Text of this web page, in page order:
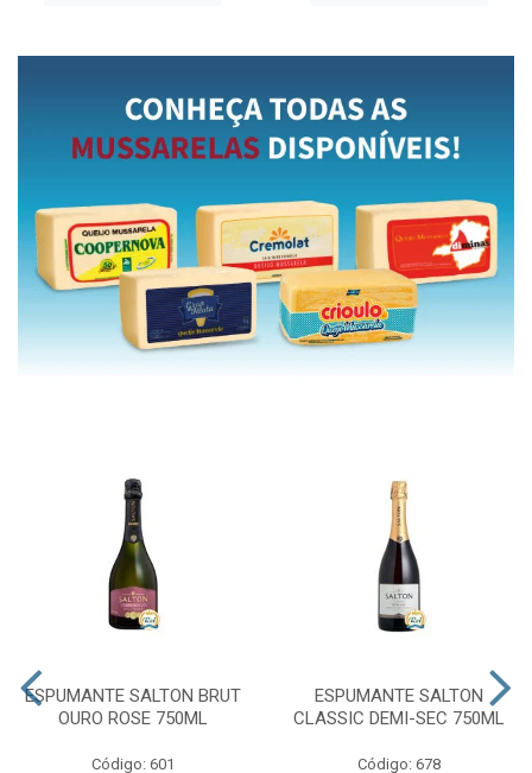
ESPUMANTE SALTON BRUT
OURO ROSE 750ML
Código: 601
ESPUMANTE SALTON
CLASSIC DEMI-SEC 750ML
Código: 678